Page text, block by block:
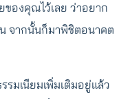
ของคุณไว้เลย ว่าอยาก
จากนั้นก็มาพิชิตอนาคต
รมเนียมเพิ่มเติมอยู่แล้ว